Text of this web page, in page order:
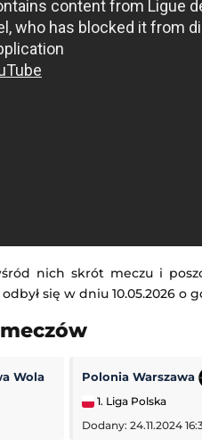
nich skrót meczu i
się w dniu 10.05.2026 o
Wola Polonia Warszawa
1. Liga Polska
Dodany: 24.11.2024